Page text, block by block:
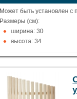
Может быть установлен с
Размеры (см):
ширина: 30
высота: 34
глубина: 8
Материал: липа, ольха,